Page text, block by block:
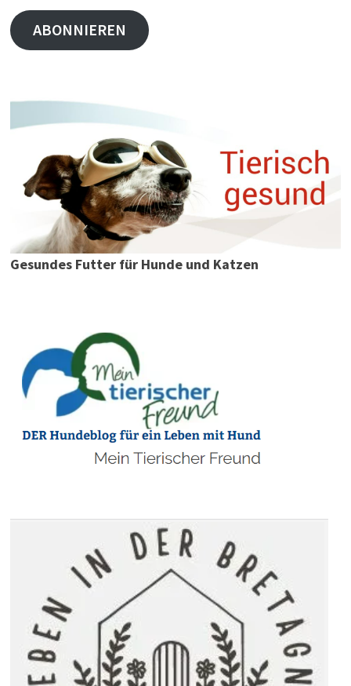
Adresse
ABONNIEREN
Gesundes Futter für Hunde und Katzen